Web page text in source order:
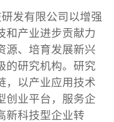
发有限公司以增强
和产业进步贡献力
源、培育发展新兴
的研究机构。研究
，以产业应用技术
创业平台，服务企
新科技型企业转